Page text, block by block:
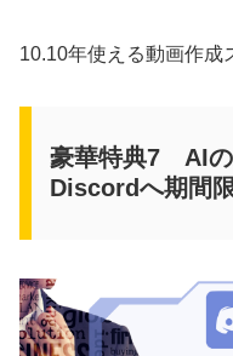
10.10年使える動画作成
豪華特典7 AIの
Discordへ期間